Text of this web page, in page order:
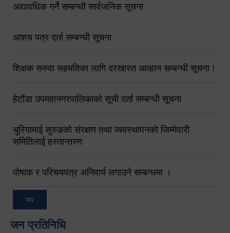
अद्यावधिक गर्ने सम्बन्धी सार्वजनिक सूचना
आशय पत्र दर्ता सम्बन्धी सूचना
शिक्षक सरुवा सहमतिका लागि दरखास्त आव्हान सम्बन्धी सूचना !
हेटौंडा उपमहानगरपालिकाको सूची दर्ता सम्बन्धी सूचना
चुरियामाई सुरुङको संरक्षण तथा व्यवस्थापनको जिम्मेवारी
समितिलाई हस्तान्तरण
पोषाक र परिचयपत्र अनिवार्य लगाउने सम्बन्धमा ।
थप
जन प्रतिनिधि